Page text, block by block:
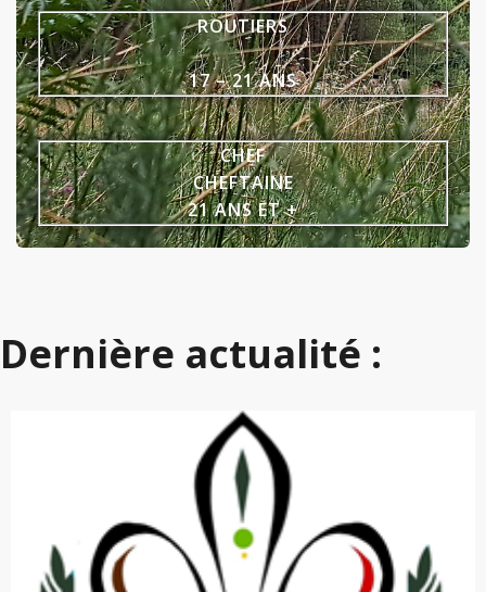
ROUTIERS
17 – 21 ANS
CHEF
CHEFTAINE
21 ANS ET +
Dernière actualité :